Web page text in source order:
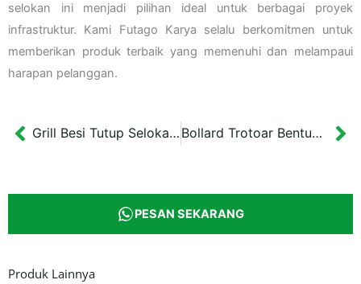
selokan ini menjadi pilihan ideal untuk berbagai proyek
infrastruktur. Kami Futago Karya selalu berkomitmen untuk
memberikan produk terbaik yang memenuhi dan melampaui
harapan pelanggan.
Prev Grill Besi Tutup Selokan 40×40 cm Kota Semarang Bollard Trotoar Bentuk L Banjar Kalimantan 140 cm
PESAN SEKARANG
Produk Lainnya